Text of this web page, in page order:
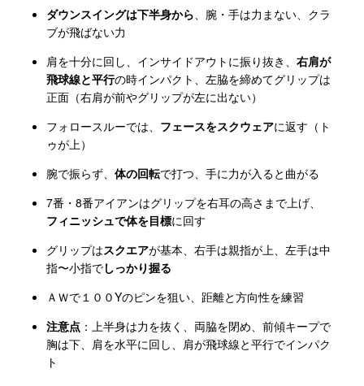
ダウンスイングは下半身から 、腕・手は力まない、クラ
ブが飛ばない力
肩を十分に回し、インサイドアウトに振り抜き、右肩が
飛球線と平行の時インパクト、左脇を締めてグリップは
正面（右肩が前やグリップが左に出ない）
フォロースルーでは、 フェースをスクウェアに返す（ト
ゥが上）
腕で振らず、体の回転で打つ、手に力が入ると曲がる
7番・8番アイアンはグリップを右耳の高さまで上げ、
フィニッシュで体を目標に回す
グリップはスクエアが基本、右手は親指が上、左手は中
指〜小指でしっかり握る
ＡＷで１００Yのピンを狙い、距離と方向性を練習
注意点 ：上半身は力を抜く、両脇を閉め、前傾キープで
胸は下、肩を水平に回し、肩が飛球線と平行でインパク
ト